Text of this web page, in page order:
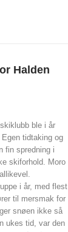
2027Halden
ble i år
tidtaking og
fin spredning i
skiforhold. Moro
i år, med flest
til mersmak for
snøen ikke så
ukes tid, var den